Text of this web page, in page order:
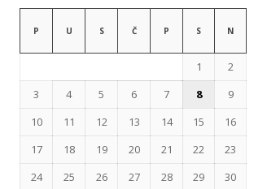
P U S Č P S N
1
2
3
4 5 6 7 8
9
10
11 12 13 14 15
16
17
18 19 20 21 22
23
24
25 26 27 28 29
30